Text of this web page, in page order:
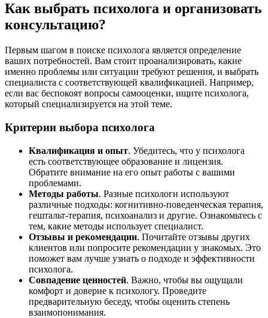
Как выбрать психолога и организовать
консультацию?
Первым шагом в поиске психолога является определение
ваших потребностей. Вам стоит проанализировать, какие
именно проблемы или ситуации требуют решения, и выбрать
специалиста с соответствующей квалификацией. Например,
если вас беспокоят вопросы самооценки, ищите психолога,
который специализируется на этой теме.
Критерии выбора психолога
Квалификация и опыт. Убедитесь, что у психолога
есть соответствующее образование и лицензия.
Обратите внимание на его опыт работы с вашими
проблемами.
Методы работы. Разные психологи используют
различные подходы: когнитивно-поведенческая терапия,
гештальт-терапия, психоанализ и другие. Ознакомьтесь с
тем, какие методы использует специалист.
Отзывы и рекомендации. Почитайте отзывы других
клиентов или попросите рекомендации у знакомых. Это
поможет вам лучше узнать о подходе и эффективности
психолога.
Совпадение ценностей. Важно, чтобы вы ощущали
комфорт и доверие к психологу. Проведите
предварительную беседу, чтобы оценить степень
взаимопонимания.